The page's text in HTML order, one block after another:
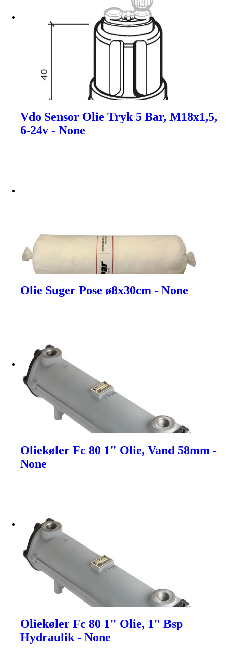
Vdo Sensor Olie Tryk 5 Bar, M18x1,5,
6-24v - None
Olie Suger Pose ø8x30cm - None
Oliekøler Fc 80 1" Olie, Vand 58mm -
None
Oliekøler Fc 80 1" Olie, 1" Bsp
Hydraulik - None